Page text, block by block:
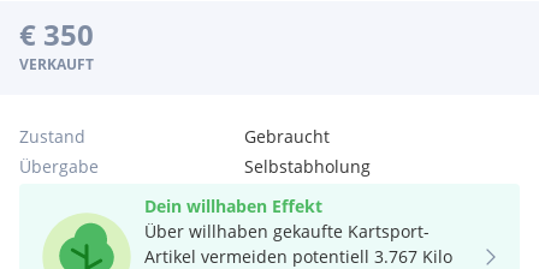
€ 350
VERKAUFT
Zustand
Gebraucht
Übergabe
Selbstabholung
Dein willhaben Effekt
Über willhaben gekaufte Kartsport-
Artikel vermeiden potentiell 3.767 Kilo